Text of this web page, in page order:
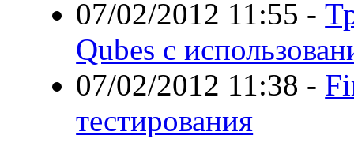
07/02/2012 11:55 -
Qubes с
07/02/2012 11:38 -
тестирования